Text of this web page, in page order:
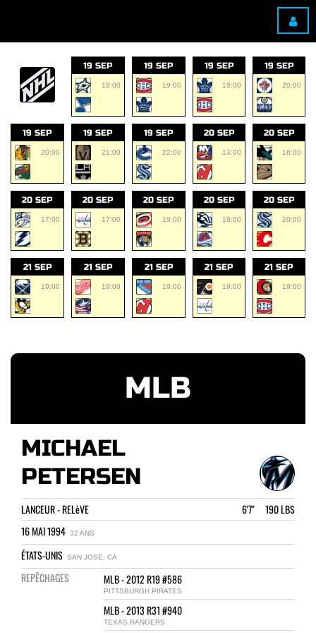
19 SEP
19:00
19 SEP
19:00
19 SEP
19:00
19 SEP
20:00
19 SEP
20:00
19 SEP
21:00
19 SEP
22:00
20 SEP
13:00
20 SEP
16:00
20 SEP
17:00
20 SEP
17:00
20 SEP
19:00
20 SEP
19:00
20 SEP
20:00
21 SEP
19:00
21 SEP
19:00
21 SEP
19:00
21 SEP
19:00
21 SEP
19:00
MLB
MICHAEL
PETERSEN
LANCEUR - RELèVE
6'7" 190 LBS
16 MAI 1994 32 ANS
ÉTATS-UNIS SAN JOSE, CA
REPÊCHAGES MLB - 2012 R19 #586
PITTSBURGH PIRATES
MLB - 2013 R31 #940
TEXAS RANGERS